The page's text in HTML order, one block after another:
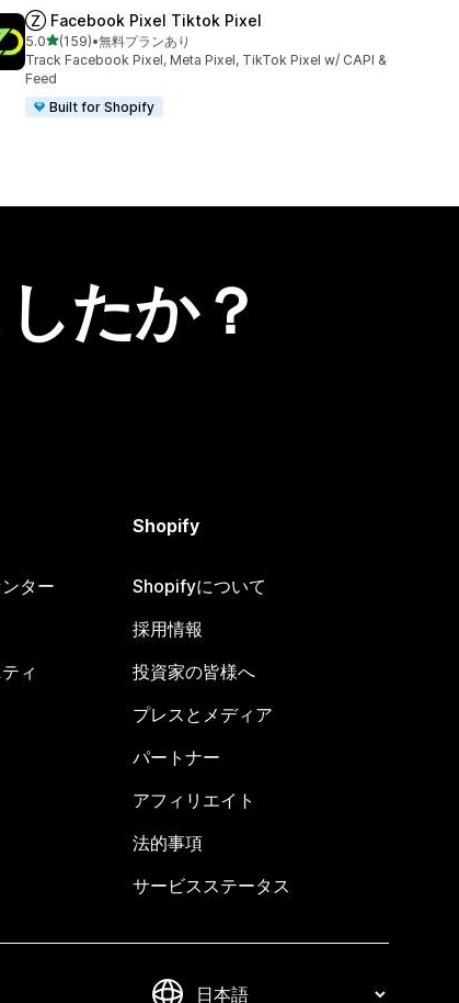
Ⓩ Facebook Pixel Tiktok Pixel
5.05つ星中
(159)
合計レビュー数：159件
•無料プランあり
Track Facebook Pixel, Meta Pixel, TikTok Pixel w/ CAPI &
Feed
Built for Shopify
たか？
ター
ィ
Shopify
Shopifyについて
採用情報
投資家の皆様へ
プレスとメディア
パートナー
アフィリエイト
法的事項
サービスステータス